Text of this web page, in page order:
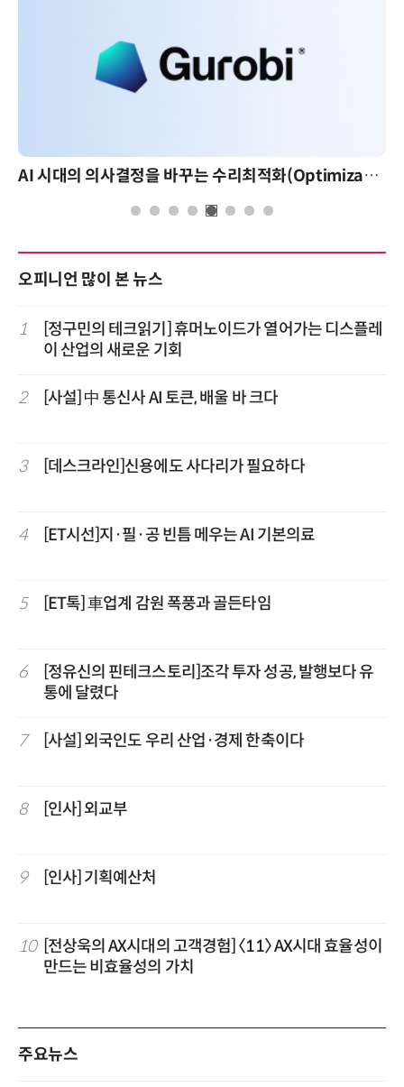
AI 시대의 의사결정을 바꾸는 수리최적화(Optimization): 실제 산업 적용 사례와 활용 전략
오피니언 많이 본 뉴스
1
[정구민의 테크읽기] 휴머노이드가 열어가는 디스플레
이 산업의 새로운 기회
2 [사설] 中 통신사 AI 토큰, 배울 바 크다
3 [데스크라인]신용에도 사다리가 필요하다
4 [ET시선]지·필·공 빈틈 메우는 AI 기본의료
5 [ET톡] 車업계 감원 폭풍과 골든타임
6
[정유신의 핀테크스토리]조각 투자 성공, 발행보다 유
통에 달렸다
7 [사설] 외국인도 우리 산업·경제 한축이다
8 [인사] 외교부
9 [인사] 기획예산처
10 [전상욱의 AX시대의 고객경험] 〈11〉 AX시대 효율성이
만드는 비효율성의 가치
주요뉴스